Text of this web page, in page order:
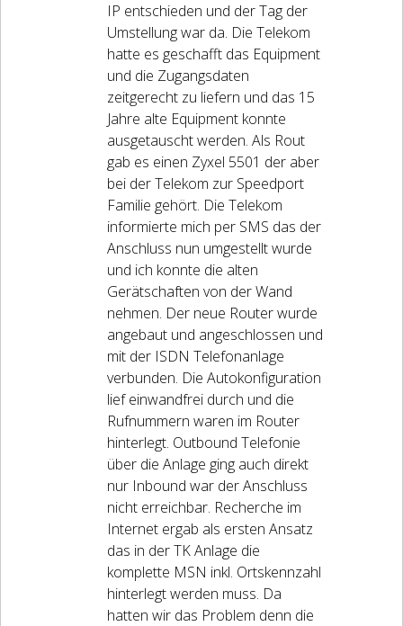
IP entschieden und der Tag der
Umstellung war da. Die Telekom
hatte es geschafft das Equipment
und die Zugangsdaten
zeitgerecht zu liefern und das 15
Jahre alte Equipment konnte
ausgetauscht werden. Als Rout
gab es einen Zyxel 5501 der aber
bei der Telekom zur Speedport
Familie gehört. Die Telekom
informierte mich per SMS das der
Anschluss nun umgestellt wurde
und ich konnte die alten
Gerätschaften von der Wand
nehmen. Der neue Router wurde
angebaut und angeschlossen und
mit der ISDN Telefonanlage
verbunden. Die Autokonfiguration
lief einwandfrei durch und die
Rufnummern waren im Router
hinterlegt. Outbound Telefonie
über die Anlage ging auch direkt
nur Inbound war der Anschluss
nicht erreichbar. Recherche im
Internet ergab als ersten Ansatz
das in der TK Anlage die
komplette MSN inkl. Ortskennzahl
hinterlegt werden muss. Da
hatten wir das Problem denn die